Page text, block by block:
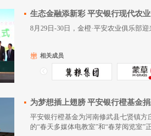
生态金融添新彩 平安银行现代农
8月29日-30日，金橙·平安农业俱乐部迎
相关成员
平安银行橙基金为河南修武县七贤镇
的“春天多媒体电教室”和“春芽阅览室”